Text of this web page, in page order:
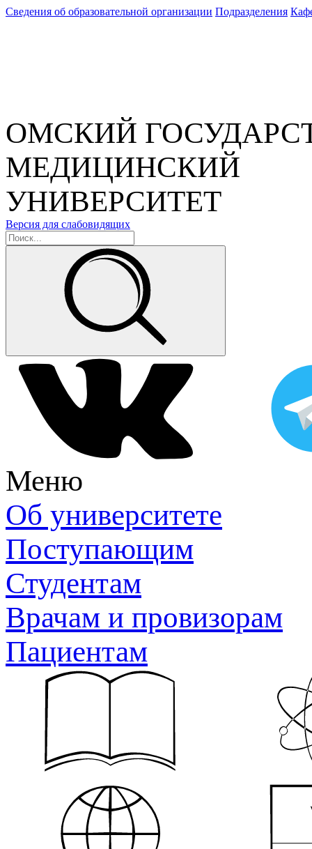
Сведения об образовательной организации Подразделения
ОМСКИЙ
МЕДИЦИНСКИЙ
УНИВЕРСИТЕТ
Версия для слабовидящих
Меню
Об университете
Поступающим
Студентам
Врачам и провизорам
Пациентам